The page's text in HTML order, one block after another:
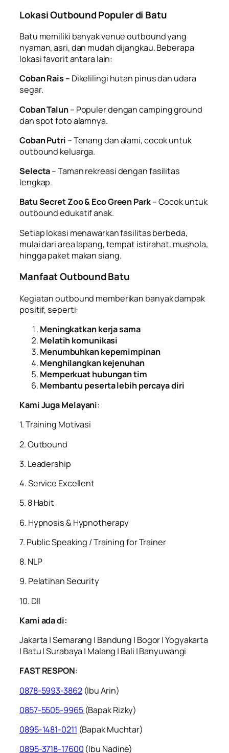
Lokasi Outbound Populer di Batu
Batu memiliki banyak venue outbound yang
nyaman, asri, dan mudah dijangkau. Beberapa
lokasi favorit antara lain:
Coban Rais – Dikelilingi hutan pinus dan udara
segar.
Coban Talun– Populer dengan camping ground
dan spot foto alamnya.
Coban Putri – Tenang dan alami, cocok untuk
outbound keluarga.
Selecta– Taman rekreasi dengan fasilitas
lengkap.
Batu Secret Zoo & Eco Green Park– Cocok untuk
outbound edukatif anak.
Setiap lokasi menawarkan fasilitas berbeda,
mulai dari area lapang, tempat istirahat, mushola,
hingga paket makan siang.
Manfaat Outbound Batu
Kegiatan outbound memberikan banyak dampak
positif, seperti:
Meningkatkan kerja sama
Melatih komunikasi
Menumbuhkan kepemimpinan
Menghilangkan kejenuhan
Memperkuat hubungan tim
Membantu peserta lebih percaya diri
Kami Juga Melayani:
1. Training Motivasi
2. Outbound
3. Leadership
4. Service Excellent
5. 8 Habit
6. Hypnosis & Hypnotherapy
7. Public Speaking / Training for Trainer
8. NLP
9. Pelatihan Security
10. Dll
Kami ada di:
Jakarta | Semarang | Bandung | Bogor | Yogyakarta
| Batu | Surabaya | Malang | Bali | Banyuwangi
FAST RESPON:
0878-5993-3862(Ibu Arin)
0857-5505-9965 (Bapak Rizky)
0895-1481-0211 (Bapak Muchtar)
0895-3718-17600 (Ibu Nadine)